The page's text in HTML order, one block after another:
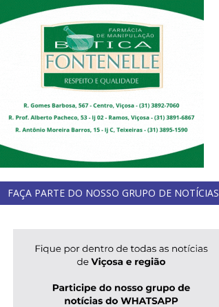
FAÇA PARTE DO NOSSO GRUPO DE NOTÍCIAS